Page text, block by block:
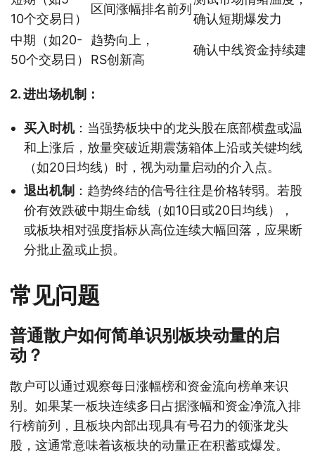
10个交易日）
区间涨幅排名前列
确认短期爆发力
中期（如20-
50个交易日）
趋势向上，
RS创新高
确认中线资金持续建
2. 进出场机制：
买入时机：当强势板块中的龙头股在底部横盘或温
和上涨后，放量突破近期震荡箱体上沿或关键均线
（如20日均线）时，视为动量启动的介入点。
退出机制 ：趋势终结的信号往往是价格转弱。若股
价有效跌破中期生命线（如10日或20日均线），
或板块相对强度指标从高位连续大幅回落，应果断
分批止盈或止损。
常见问题
普通散户如何简单识别板块动量的启
动？
散户可以通过观察每日涨幅榜和资金流向榜单来识
别。如果某一板块连续多日占据涨幅和资金净流入排
行榜前列，且板块内部出现具有号召力的领涨龙头
股，这通常意味着该板块的动量正在积蓄或爆发。